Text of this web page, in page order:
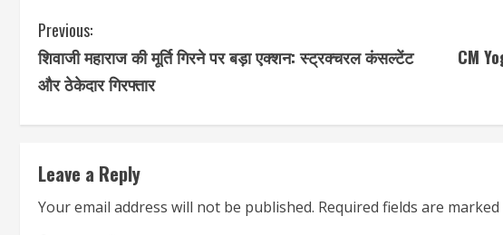
C
o
i
n
Previous:
शिवाजी महाराज की मूर्ति गिरने पर बड़ा एक्शन: स्ट्रक्चरल कंसल्टेंट
और ठेकेदार गिरफ्तार
CM
Leave a Reply
Your email address will not be published. Required fields are marked